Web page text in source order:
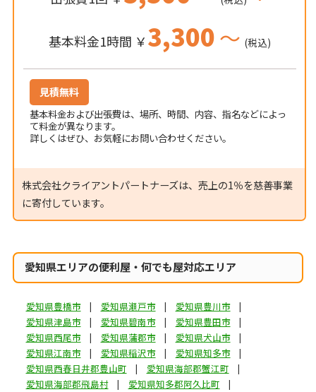
基本料金1時間 ￥3,300～ (税込)
見積無料
基本料金および出張費は、場所、時間、内容、指名などによっ
て料金が異なります。
詳しくはぜひ、お気軽にお問い合わせください。
株式会社クライアントパートナーズは、売上の1％を慈善事業
に寄付しています。
愛知県エリアの便利屋・何でも屋対応エリア
愛知県豊橋市 愛知県瀬戸市
愛知県豊川市
愛知県津島市
愛知県碧南市
愛知県豊田市
愛知県西尾市
愛知県蒲郡市
愛知県犬山市
愛知県江南市
愛知県稲沢市
愛知県知多市
愛知県西春日井郡豊山町
愛知県海部郡蟹江町
愛知県海部郡飛島村
愛知県知多郡阿久比町